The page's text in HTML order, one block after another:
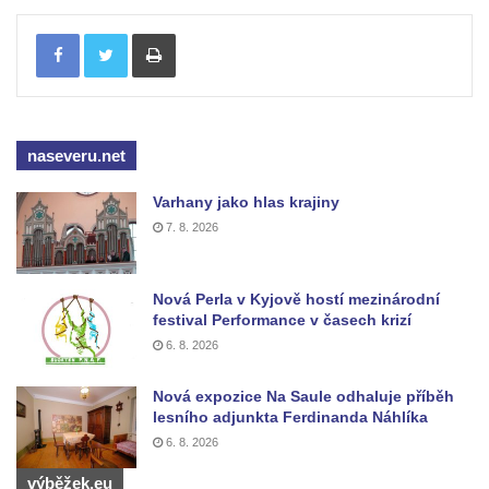
Vyhlídka u Perníkové stráže mezi Údolím
samoty a Údolím vzdechů
Vyhlídka v ulici Legionářů v Mělníku
v Nové Vsi-Teplicích
Boreč – vyhlídka k jihu
Boreč – vyhlídka k východu
Vrázova vyhlídka v Mělníku
Vyhlídková věž archeoparku Na Jánu u
Netolic
Vyhlídka Pod Schillerovou výšinou v
Krupce
Vyhlídka u kaple v Jirchářích na Doksanské
Tisknout
naseveru.net
Varhany jako hlas krajiny
7. 8. 2026
Nová Perla v Kyjově hostí mezinárodní
festival Performance v časech krizí
6. 8. 2026
Nová expozice Na Saule odhaluje příběh
lesního adjunkta Ferdinanda Náhlíka
6. 8. 2026
výběžek.eu